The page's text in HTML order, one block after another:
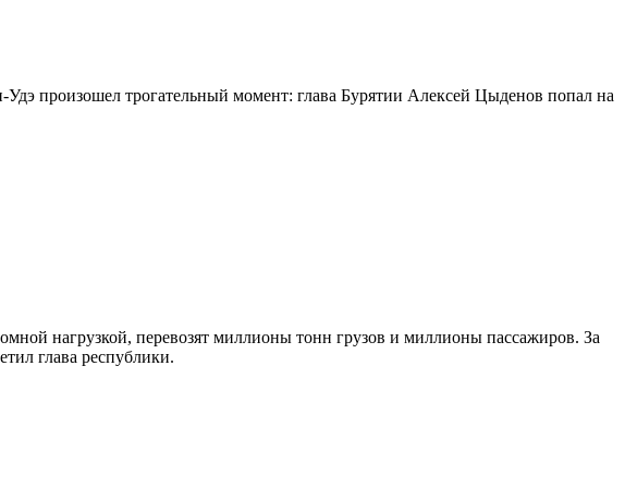
произошел трогательный момент: глава Бурятии Алексей Цыденов попал на
нагрузкой, перевозят миллионы тонн грузов и миллионы пассажиров. За
глава республики.